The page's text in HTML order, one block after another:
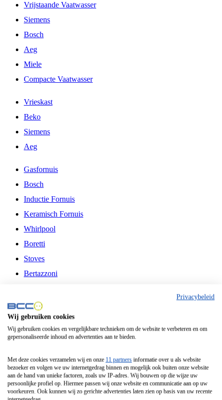
Vrijstaande Vaatwasser
Siemens
Bosch
Aeg
Miele
Compacte Vaatwasser
Vrieskast
Beko
Siemens
Aeg
Gasfornuis
Bosch
Inductie Fornuis
Keramisch Fornuis
Whirlpool
Boretti
Stoves
Bertazzoni
Fitelli
Airfryer
Frituurpan
Contactgrill
Broodbakmachine
Broodrooster
Privacybeleid
Wij gebruiken cookies
Wij gebruiken cookies en vergelijkbare technieken om de website te verbeteren en om
gepersonaliseerde inhoud en advertenties aan te bieden.
Met deze cookies verzamelen wij en onze 11 partners informatie over u als website
bezoeker en volgen we uw internetgedrag binnen en mogelijk ook buiten onze website
aan de hand van unieke factoren, zoals uw IP-adres. Wij bouwen op die wijze uw
persoonlijke profiel op. Hiermee passen wij onze website en communicatie aan op uw
voorkeuren. Ook kunnen wij zo gerichte advertenties laten zien op basis van uw recente